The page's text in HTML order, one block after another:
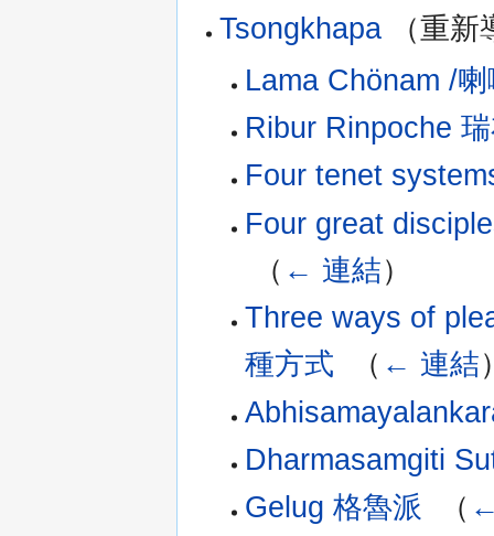
Tsongkhapa （重
Lama Chönam /
Ribur Rinpoche
Four tenet
Four great
（ ← 連結）
Three ways of
種方式
（ ← 連結
Dharmasamgiti
Gelug 格魯派
（